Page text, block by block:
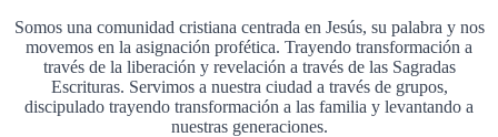
Somos una comunidad cristiana centrada en Jesús, su palabra y nos
movemos en la asignación profética. Trayendo transformación a
través de la liberación y revelación a través de las Sagradas
Escrituras. Servimos a nuestra ciudad a través de grupos,
discipulado trayendo transformación a las familia y levantando a
nuestras generaciones.